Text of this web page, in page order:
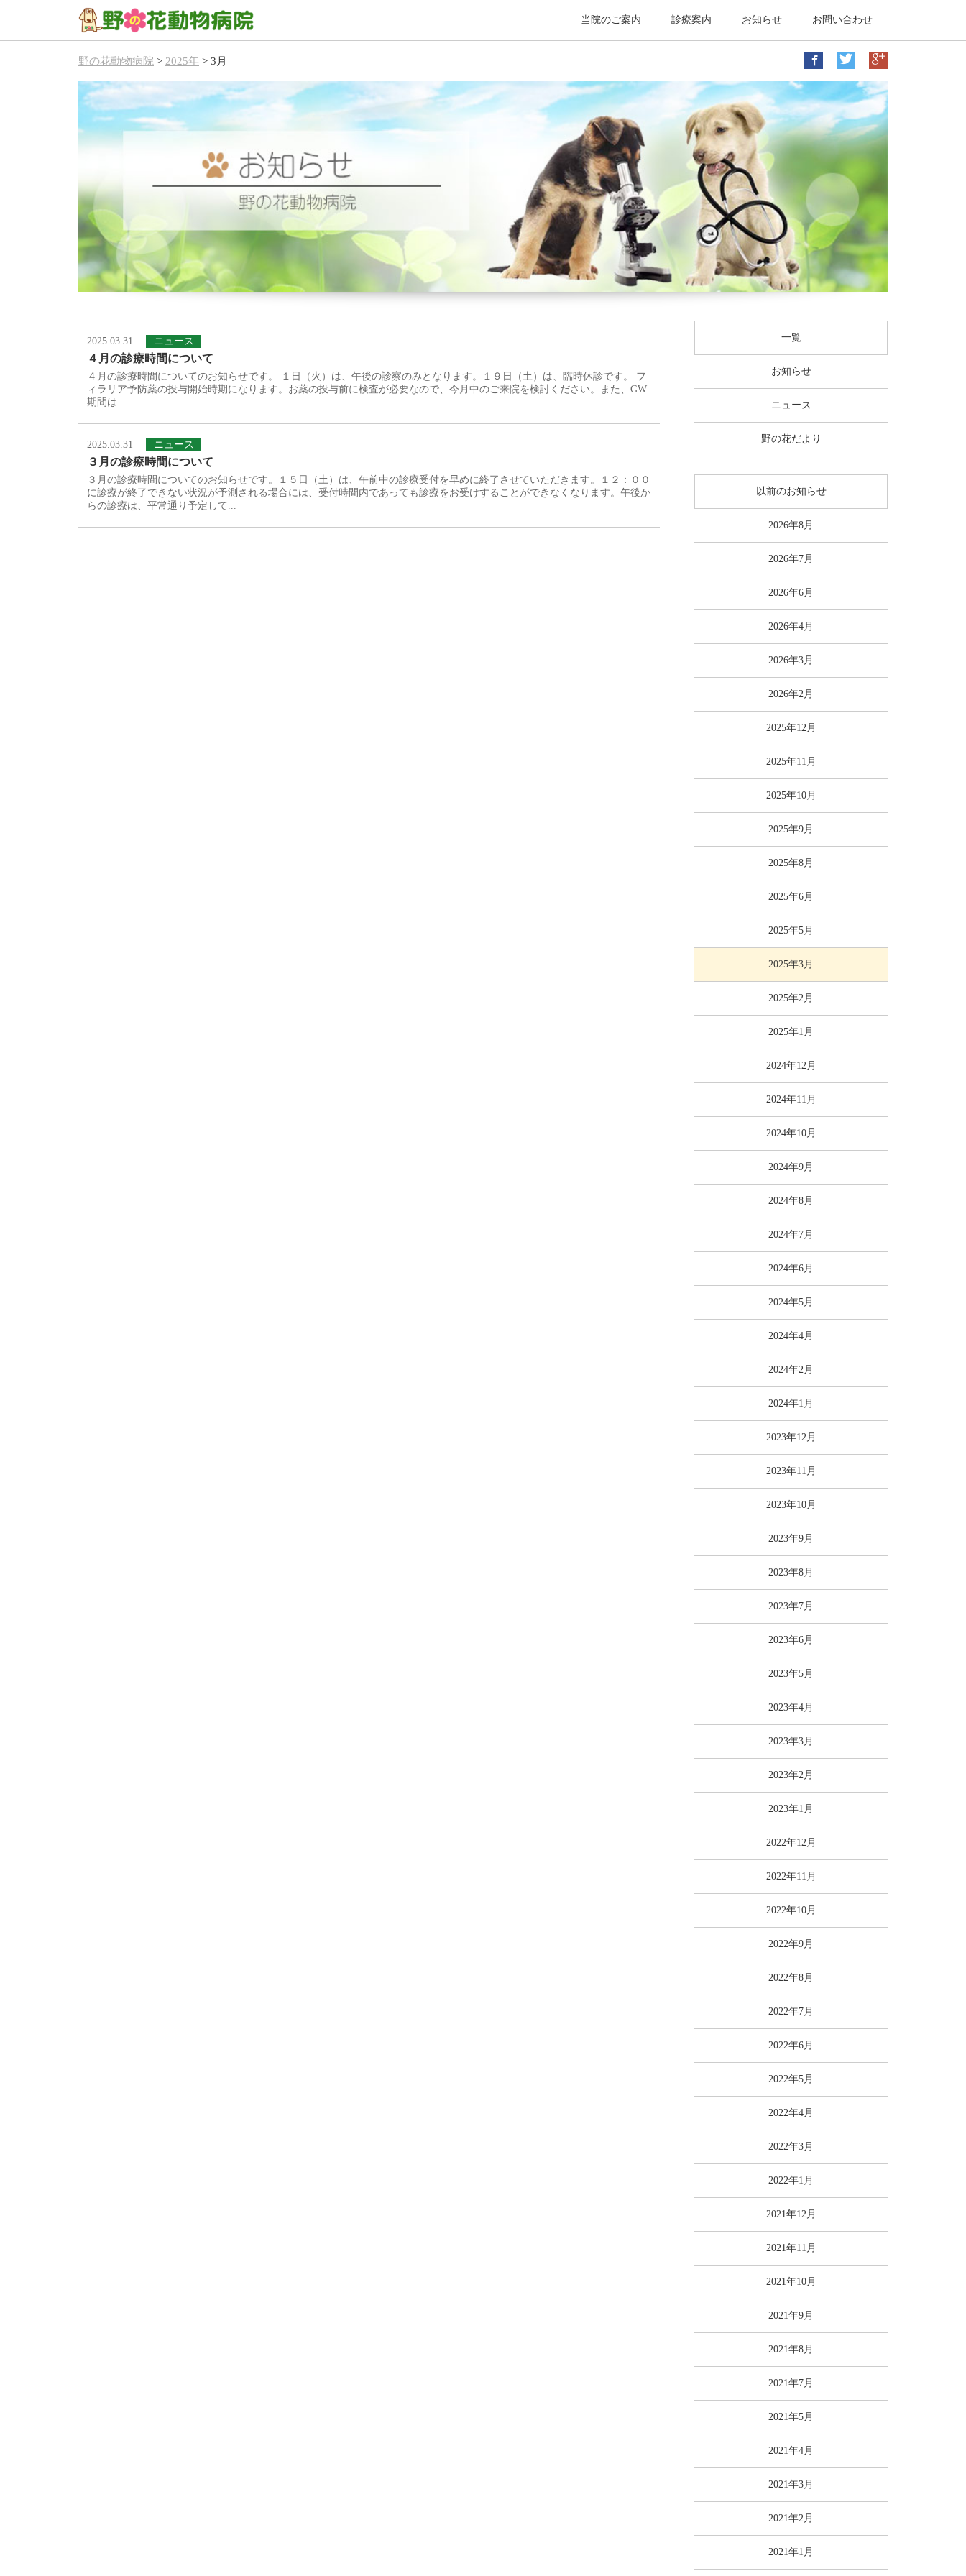
当院のご案内 診療案内 お知らせ お問い合わせ
野の花動物病院 > 2025年 > 3月
2025.03.31 ニュース
４月の診療時間について
４月の診療時間についてのお知らせです。 １日（火）は、午後の診察のみとなります。１９日（土）は、臨時休診です。 フ
ィラリア予防薬の投与開始時期になります。お薬の投与前に検査が必要なので、今月中のご来院を検討ください。また、GW
期間は...
2025.03.31 ニュース
３月の診療時間について
３月の診療時間についてのお知らせです。１５日（土）は、午前中の診療受付を早めに終了させていただきます。１２：００
に診療が終了できない状況が予測される場合には、受付時間内であっても診療をお受けすることができなくなります。午後か
らの診療は、平常通り予定して...
一覧
お知らせ
ニュース
野の花だより
以前のお知らせ
2026年8月
2026年7月
2026年6月
2026年4月
2026年3月
2026年2月
2025年12月
2025年11月
2025年10月
2025年9月
2025年8月
2025年6月
2025年5月
2025年3月
2025年2月
2025年1月
2024年12月
2024年11月
2024年10月
2024年9月
2024年8月
2024年7月
2024年6月
2024年5月
2024年4月
2024年2月
2024年1月
2023年12月
2023年11月
2023年10月
2023年9月
2023年8月
2023年7月
2023年6月
2023年5月
2023年4月
2023年3月
2023年2月
2023年1月
2022年12月
2022年11月
2022年10月
2022年9月
2022年8月
2022年7月
2022年6月
2022年5月
2022年4月
2022年3月
2022年1月
2021年12月
2021年11月
2021年10月
2021年9月
2021年8月
2021年7月
2021年5月
2021年4月
2021年3月
2021年2月
2021年1月